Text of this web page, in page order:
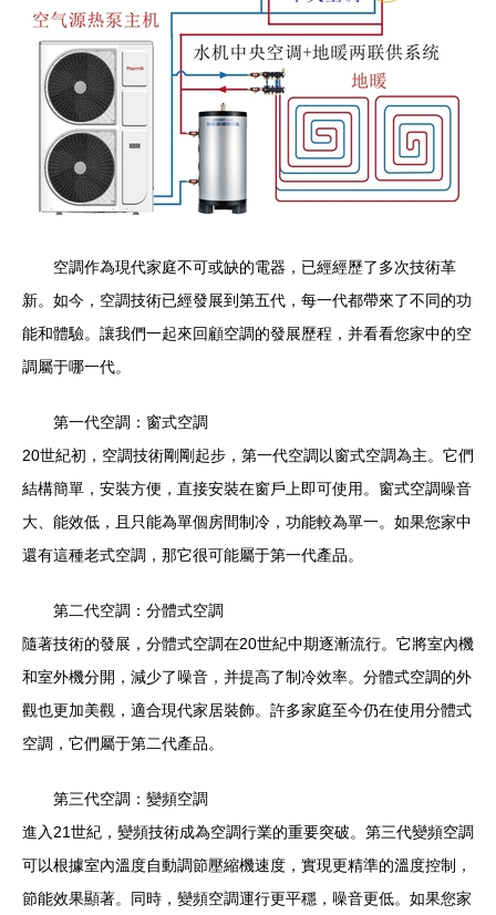
空調作為現代家庭不可或缺的電器，已經經歷了多次技術革
新。如今，空調技術已經發展到第五代，每一代都帶來了不同的功
能和體驗。讓我們一起來回顧空調的發展歷程，并看看您家中的空
調屬于哪一代。
第一代空調：窗式空調
20世紀初，空調技術剛剛起步，第一代空調以窗式空調為主。它們
結構簡單，安裝方便，直接安裝在窗戶上即可使用。窗式空調噪音
大、能效低，且只能為單個房間制冷，功能較為單一。如果您家中
還有這種老式空調，那它很可能屬于第一代產品。
第二代空調：分體式空調
隨著技術的發展，分體式空調在20世紀中期逐漸流行。它將室內機
和室外機分開，減少了噪音，并提高了制冷效率。分體式空調的外
觀也更加美觀，適合現代家居裝飾。許多家庭至今仍在使用分體式
空調，它們屬于第二代產品。
第三代空調：變頻空調
進入21世紀，變頻技術成為空調行業的重要突破。第三代變頻空調
可以根據室內溫度自動調節壓縮機速度，實現更精準的溫度控制，
節能效果顯著。同時，變頻空調運行更平穩，噪音更低。如果您家